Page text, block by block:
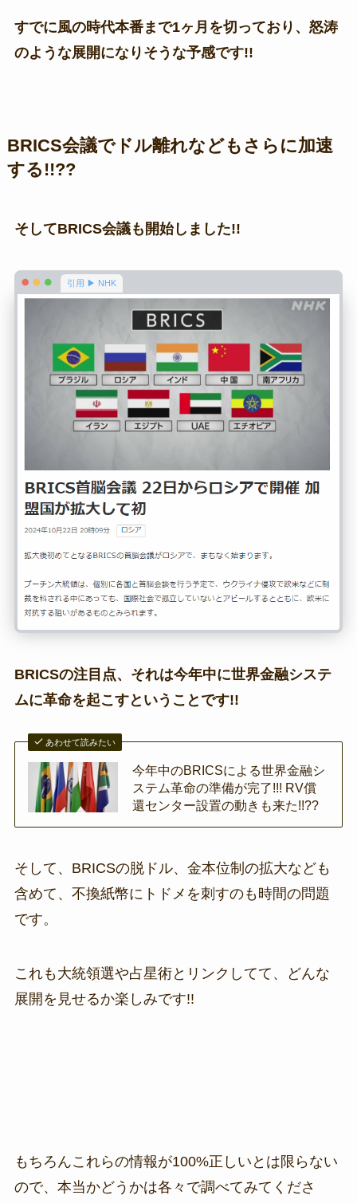
すでに風の時代本番まで1ヶ月を切っており、怒涛
のような展開になりそうな予感です!!
BRICS会議でドル離れなどもさらに加速
する!!??
そしてBRICS会議も開始しました!!
引用 ▶ NHK
BRICSの注目点、それは今年中に世界金融システ
ムに革命を起こすということです!!
あわせて読みたい
今年中のBRICSによる世界金融シ
ステム革命の準備が完了!!! RV償
還センター設置の動きも来た!!??
そして、BRICSの脱ドル、金本位制の拡大なども
含めて、不換紙幣にトドメを刺すのも時間の問題
です。
これも大統領選や占星術とリンクしてて、どんな
展開を見せるか楽しみです!!
もちろんこれらの情報が100%正しいとは限らない
ので、本当かどうかは各々で調べてみてくださ